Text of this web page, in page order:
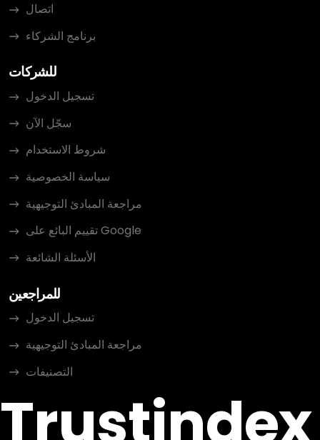
اتصال
برنامج الشركاء
للشركات
تسجيل الدخول
سجّل الآن
شروط الاستخدام
سياسة الخصوصية
مراجعة المبادئ التوجيهية
تقييم البائع على Google
الأسئلة الشائعة
للمراجعين
تسجيل الدخول
مراجعة المبادئ التوجيهية
التصنيفات
Trustindex